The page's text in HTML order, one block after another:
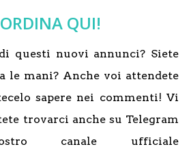
QUI!
questi nuovi annunci? Siete
le mani? Anche voi attendete
sapere nei commenti! Vi
trovarci anche su Telegram
canale ufficiale